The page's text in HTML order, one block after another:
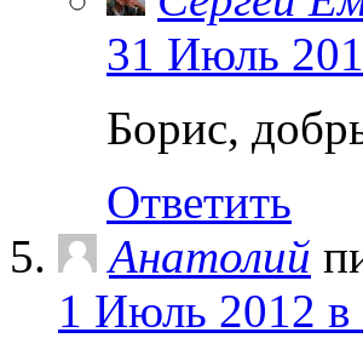
31 Июль
Борис,
Ответить
Анатолий
1 Июль 2012 в